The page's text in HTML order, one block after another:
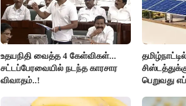
உதயநிதி வைத்த 4 கேள்விகள்...
சட்டப்பேரவையில் நடந்த காரசார
விவாதம்..!
பெறுவது